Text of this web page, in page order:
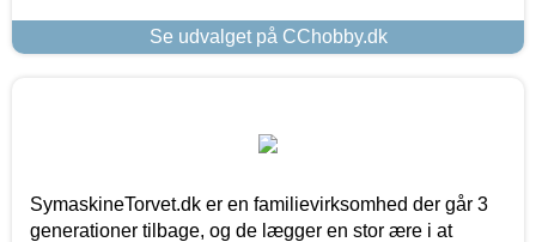
Se udvalget på CChobby.dk
SymaskineTorvet.dk er en familievirksomhed der går 3
generationer tilbage, og de lægger en stor ære i at